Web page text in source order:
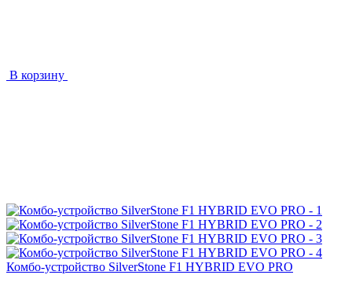
В корзину
Комбо-устройство SilverStone F1 HYBRID EVO PRO